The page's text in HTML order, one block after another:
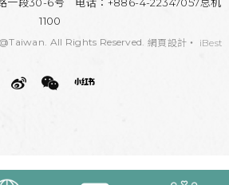
一段30-6号 电话：+886-4-22347057总机
1100
All Rights Reserved. 網頁設計 ‧ iBest